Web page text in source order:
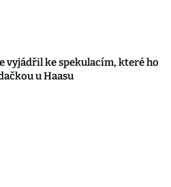
vyjádřil ke spekulacím, které ho
u Haasu